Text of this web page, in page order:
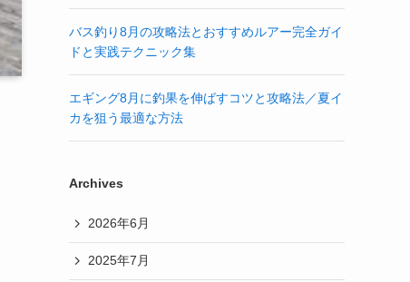
バス釣り8月の攻略法とおすすめルアー完全ガイ
ドと実践テクニック集
エギング8月に釣果を伸ばすコツと攻略法／夏イ
カを狙う最適な方法
Archives
2026年6月
2025年7月